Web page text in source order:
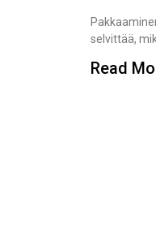
selvittää,
Read